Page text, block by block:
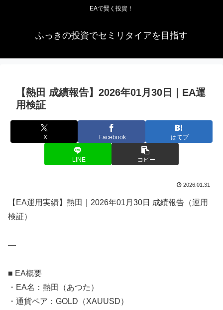
EAで賢く投資！
ふっきの投資でセミリタイアを目指す
【熱田 成績報告】2026年01月30日｜EA運
用検証
X Facebook はてブ
LINE コピー
2026.01.31
【EA運用実績】熱田｜2026年01月30日 成績報告（運用
検証）
—
■ EA概要
・EA名：熱田（あつた）
・通貨ペア：GOLD（XAUUSD）